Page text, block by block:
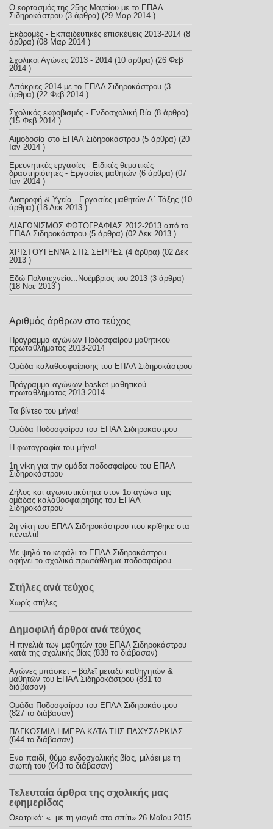
Ο εορτασμός της 25ης Μαρτίου με το ΕΠΑΛ
Σιδηροκάστρου (3 άρθρα) (29 Μαρ 2014 )
Εκδρομές - Εκπαιδευτικές επισκέψεις 2013-2014 (8
άρθρα) (08 Μαρ 2014 )
Σχολικοί Αγώνες 2013 - 2014 (10 άρθρα) (26 Φεβ
2014 )
Απόκριες 2014 με το ΕΠΑΛ Σιδηροκάστρου (3
άρθρα) (22 Φεβ 2014 )
Σχολικός εκφοβισμός - Ενδοσχολική Βία (8 άρθρα)
(15 Φεβ 2014 )
Αιμοδοσία στο ΕΠΑΛ Σιδηροκάστρου (5 άρθρα) (20
Ιαν 2014 )
Ερευνητικές εργασίες - Ειδικές θεματικές
δραστηριότητες - Εργασίες μαθητών (6 άρθρα) (07
Ιαν 2014 )
Διατροφή & Υγεία - Εργασίες μαθητών Α΄ Τάξης (10
άρθρα) (18 Δεκ 2013 )
ΔΙΑΓΩΝΙΣΜΟΣ ΦΩΤΟΓΡΑΦΙΑΣ 2012-2013 από το
ΕΠΑΛ Σιδηροκάστρου (5 άρθρα) (02 Δεκ 2013 )
ΧΡΙΣΤΟΥΓΕΝΝΑ ΣΤΙΣ ΣΕΡΡΕΣ (4 άρθρα) (02 Δεκ
2013 )
Εδώ Πολυτεχνείο...Νοέμβριος του 2013 (3 άρθρα)
(18 Νοε 2013 )
Αριθμός άρθρων στο τεύχος
Πρόγραμμα αγώνων Ποδοσφαίρου μαθητικού
πρωταθλήματος 2013-2014
Ομάδα καλαθοσφαίρισης του ΕΠΑΛ Σιδηροκάστρου
Πρόγραμμα αγώνων basket μαθητικού
πρωταθλήματος 2013-2014
Τα βίντεο του μήνα!
Ομάδα Ποδοσφαίρου του ΕΠΑΛ Σιδηροκάστρου
Η φωτογραφία του μήνα!
1η νίκη για την ομάδα ποδοσφαίρου του ΕΠΑΛ
Σιδηροκάστρου
Ζήλος και αγωνιστικότητα στον 1ο αγώνα της
ομάδας καλαθοσφαίρησης του ΕΠΑΛ
Σιδηροκάστρου
2η νίκη του ΕΠΑΛ Σιδηροκάστρου που κρίθηκε στα
πέναλτι!
Με ψηλά το κεφάλι το ΕΠΑΛ Σιδηροκάστρου
αφήνει το σχολικό πρωτάθλημα ποδοσφαίρου
Στήλες ανά τεύχος
Χωρίς στήλες
Δημοφιλή άρθρα ανά τεύχος
Η πινελιά των μαθητών του ΕΠΑΛ Σιδηροκάστρου
κατά της σχολικής βίας (838 το διάβασαν)
Αγώνες μπάσκετ – βόλεϊ μεταξύ καθηγητών &
μαθητών του ΕΠΑΛ Σιδηροκάστρου (831 το
διάβασαν)
Ομάδα Ποδοσφαίρου του ΕΠΑΛ Σιδηροκάστρου
(827 το διάβασαν)
ΠΑΓΚΟΣΜΙΑ ΗΜΕΡΑ ΚΑΤΑ ΤΗΣ ΠΑΧΥΣΑΡΚΙΑΣ
(644 το διάβασαν)
Ενα παιδί, θύμα ενδοσχολικής βίας, μιλάει με τη
σιωπή του (643 το διάβασαν)
Τελευταία άρθρα της σχολικής μας
εφημερίδας
Θεατρικό: «..με τη γιαγιά στο σπίτι» 26 Μαΐου 2015